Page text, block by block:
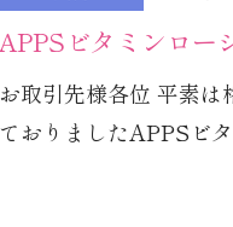
APPSビタミンロー
お取引先様各位 平素は
ておりましたAPPSビタ